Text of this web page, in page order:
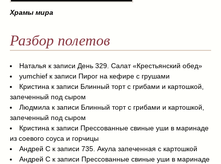
Храмы мира
Разбор полетов
Наталья к записи День 329. Салат «Крестьянский обед»
yumchief к записи Пирог на кефире с грушами
Кристина к записи Блинный торт с грибами и картошкой,
запеченный под сыром
Людмила к записи Блинный торт с грибами и картошкой,
запеченный под сыром
Кристина к записи Прессованные свиные уши в маринаде
из соевого соуса и горчицы
Андрей С к записи 735. Акула запеченная с картошкой
Андрей С к записи Прессованные свиные уши в маринаде